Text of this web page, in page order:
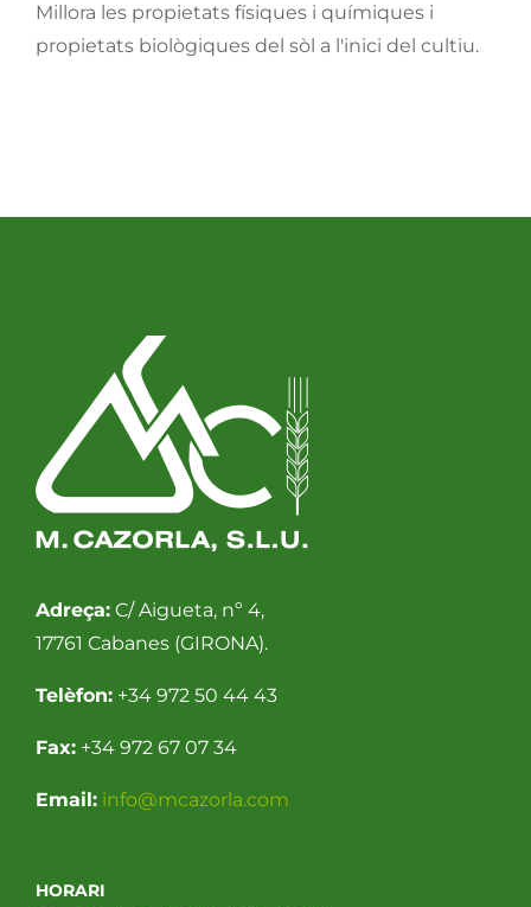
Millora les propietats físiques i químiques i
propietats biològiques del sòl a l'inici del cultiu.
Adreça:C/ Aigueta, nº 4,
17761 Cabanes (GIRONA).
Telèfon:+34 972 50 44 43
Fax:+34 972 67 07 34
Email: info@mcazorla.com
HORARI